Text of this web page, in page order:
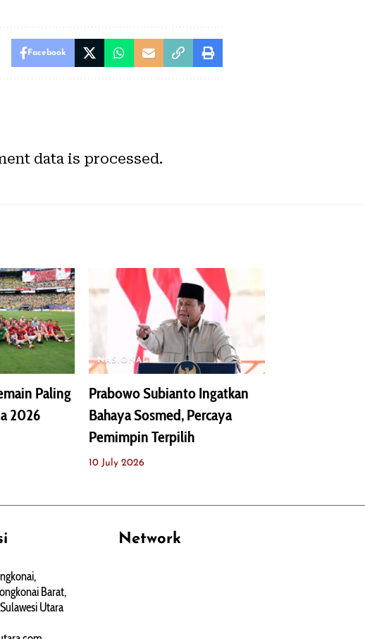
Facebook
data is processed.
Paling
2026
NASIONAL
Prabowo Subianto Ingatkan
Bahaya Sosmed, Percaya
Pemimpin Terpilih
10 July 2026
Barat,
Utara
Network